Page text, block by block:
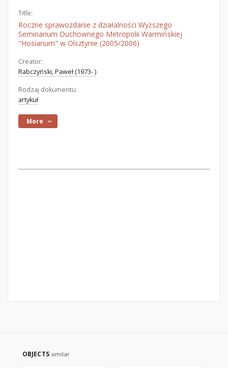
Title:
Roczne sprawozdanie z działalności Wyższego
Seminarium Duchownego Metropolii Warmińskiej
"Hosianum" w Olsztynie (2005/2006)
Creator:
Rabczyński, Paweł (1973- )
Rodzaj dokumentu:
artykuł
More
OBJECTS similar